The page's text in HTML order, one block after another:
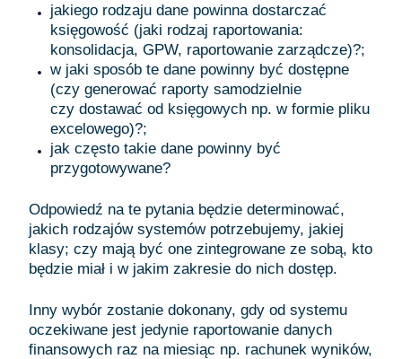
jakiego rodzaju dane powinna dostarczać
księgowość (jaki rodzaj raportowania:
konsolidacja, GPW, raportowanie zarządcze)?;
w jaki sposób te dane powinny być dostępne
(czy generować raporty samodzielnie
czy dostawać od księgowych np. w formie pliku
excelowego)?;
jak często takie dane powinny być
przygotowywane?
Odpowiedź na te pytania będzie determinować,
jakich rodzajów systemów potrzebujemy, jakiej
klasy; czy mają być one zintegrowane ze sobą, kto
będzie miał i w jakim zakresie do nich dostęp.
Inny wybór zostanie dokonany, gdy od systemu
oczekiwane jest jedynie raportowanie danych
finansowych raz na miesiąc np. rachunek wyników,